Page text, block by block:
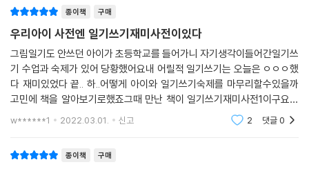
종이책 구매
우리아이 사전엔 일기쓰기재미사전이있다
그림일기도 안쓰던 아이가 초등학교를 들어가니 자기생각이들어간일기쓰
기 수업과 숙제가 있어 당황했어요내 어릴적 일기쓰기는 오늘은 ㅇㅇㅇ했
다 재미있었다 끝.. 하..어떻게 아이와 일기쓰기숙제를 마무리할수있을까
고민에 책을 알아보기로했죠그때 만난 책이 일기쓰기재미사전1이구요일
기쓰기재미사전2가 새로나와서 또 얼른 구매를 했어요이번엔 더 많은 주
w******1 2022.03.01. 신고 2 댓글0
종이책 구매